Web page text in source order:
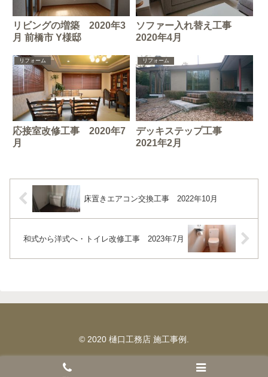
リビングの増築 2020年3
月 前橋市 Y様邸
ソファー入れ替え工事
2020年4月
リフォーム
応接室改修工事 2020年7
月
リフォーム
デッキステップ工事
2021年2月
床置きエアコン交換工事 2022年10月
和式から洋式へ・トイレ改修工事 2023年7月
© 2020 樋口工務店 施工事例.